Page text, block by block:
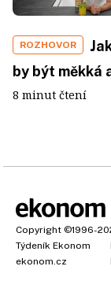
ROZHOVOR
by být měkká
8 minut čtení
Copyright ©1996-
Týdeník Ekonom
ekonom.cz